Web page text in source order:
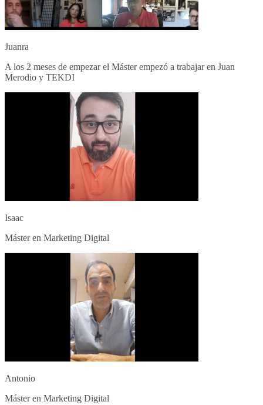
Juanra
A los 2 meses de empezar el Máster empezó a trabajar en Juan
Merodio y TEKDI
Isaac
Máster en Marketing Digital
Antonio
Máster en Marketing Digital